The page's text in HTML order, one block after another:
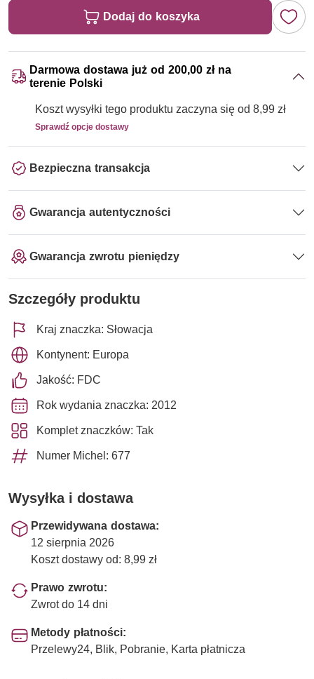
Dodaj do koszyka
Darmowa dostawa już od 200,00 zł na
terenie Polski
Koszt wysyłki tego produktu zaczyna się od 8,99 zł
Sprawdź opcje dostawy
Bezpieczna transakcja
Gwarancja autentyczności
Gwarancja zwrotu pieniędzy
Szczegóły produktu
Kraj znaczka: Słowacja
Kontynent: Europa
Jakość: FDC
Rok wydania znaczka: 2012
Komplet znaczków: Tak
Numer Michel: 677
Wysyłka i dostawa
Przewidywana dostawa:
12 sierpnia 2026
Koszt dostawy od: 8,99 zł
Prawo zwrotu:
Zwrot do 14 dni
Metody płatności:
Przelewy24, Blik, Pobranie, Karta płatnicza